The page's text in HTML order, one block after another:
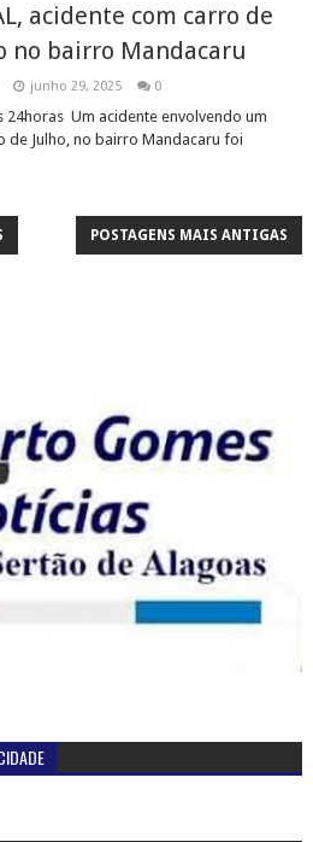
acidente com carro de
no bairro Mandacaru
junho 29, 2025 0
24horas Um acidente envolvendo um
de Julho, no bairro Mandacaru foi
POSTAGENS MAIS ANTIGAS